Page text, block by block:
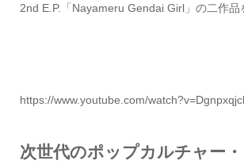
2nd E.P.「Nayameru Gendai Girl」の二作品
https://www.youtube.com/
次世代のポップカルチャー